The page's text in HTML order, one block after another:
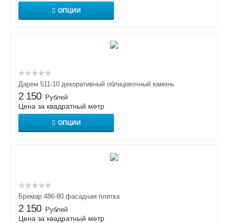
ОПЦИИ
Дарем 511-10 декоративный облицовочный камень
2 150 Рублей
Цена за квадратный метр
ОПЦИИ
Бремар 486-80 фасадная плитка
2 150 Рублей
Цена за квадратный метр